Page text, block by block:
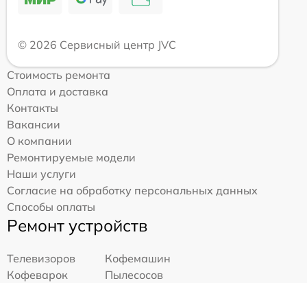
© 2026 Сервисный центр JVC
Стоимость ремонта
Оплата и доставка
Контакты
Вакансии
О компании
Ремонтируемые модели
Наши услуги
Согласие на обработку персональных данных
Способы оплаты
Ремонт устройств
Телевизоров
Кофемашин
Кофеварок
Пылесосов